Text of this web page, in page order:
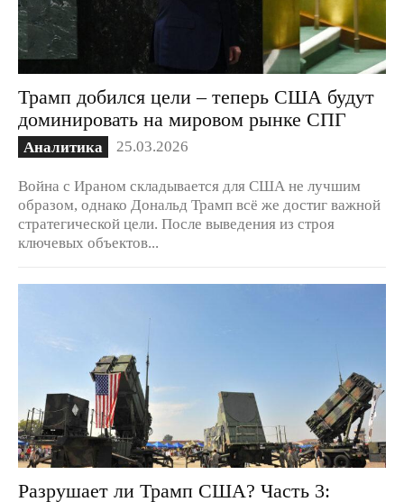
Трамп добился цели – теперь США будут
доминировать на мировом рынке СПГ
Аналитика 25.03.2026
Война с Ираном складывается для США не лучшим
образом, однако Дональд Трамп всё же достиг важной
стратегической цели. После выведения из строя
ключевых объектов...
Разрушает ли Трамп США? Часть 3: